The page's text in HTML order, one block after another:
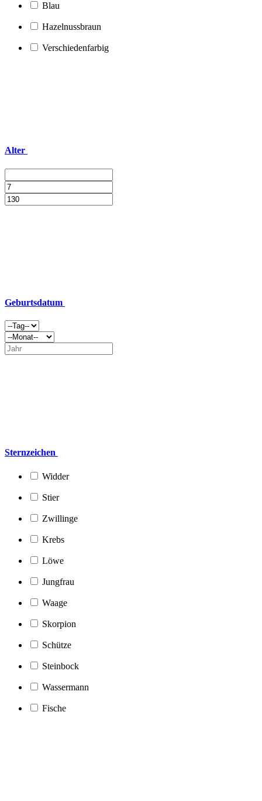
Blau
Hazelnussbraun
Verschiedenfarbig
Alter
Geburtsdatum
Sternzeichen
Widder
Stier
Zwillinge
Krebs
Löwe
Jungfrau
Waage
Skorpion
Schütze
Steinbock
Wassermann
Fische